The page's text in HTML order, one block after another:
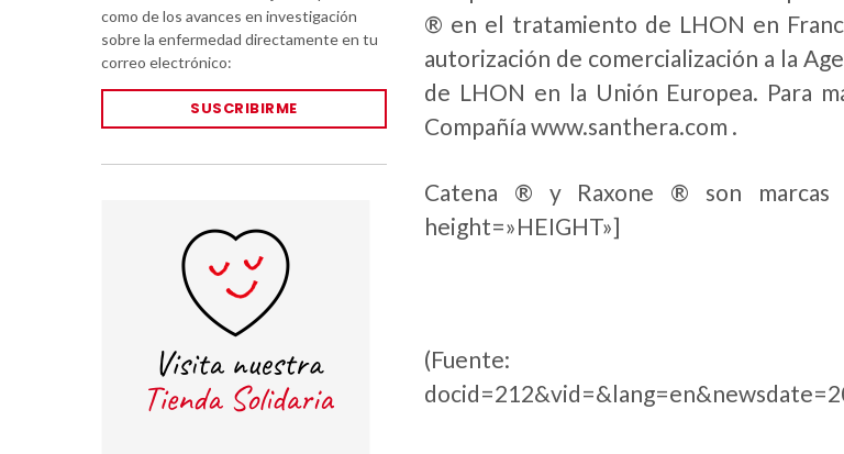
® en el tratamiento de LHON en
autorización de comercialización a la
de LHON en la Unión Europea. Para
Compañía www.santhera.com .
Catena ® y Raxone ® son marcas
height=»HEIGHT»]
(Fuente: http://
como de los avances en investigación
sobre la enfermedad directamente en tu
correo electrónico:
SUSCRIBIRME